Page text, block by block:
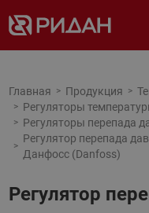
Главная Продукция
Регуляторы
Регуляторы перепада
Регулятор перепада
Данфосс (Danfoss)
Регулятор